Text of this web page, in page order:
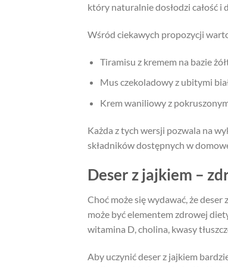
który naturalnie dosłodzi całość i
Wśród ciekawych propozycji
Tiramisu z kremem na bazie
Mus czekoladowy z ubitymi
Krem waniliowy z
Każda z tych wersji pozwala na
składników dostępnych w
Deser z jajkiem –
Choć może się wydawać, że
może być elementem zdrowej
witamina D, cholina, kwasy
Aby uczynić deser z jajkiem